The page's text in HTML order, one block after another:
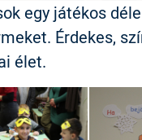
egy játékos
Érdekes,
élet.